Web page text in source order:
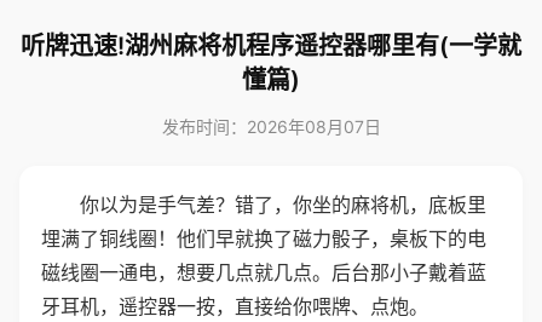
听牌迅速!湖州麻将机程序遥控器哪里有(一学就
懂篇)
发布时间：2026年08月07日
你以为是手气差？错了，你坐的麻将机，底板里
埋满了铜线圈！他们早就换了磁力骰子，桌板下的电
磁线圈一通电，想要几点就几点。后台那小子戴着蓝
牙耳机，遥控器一按，直接给你喂牌、点炮。